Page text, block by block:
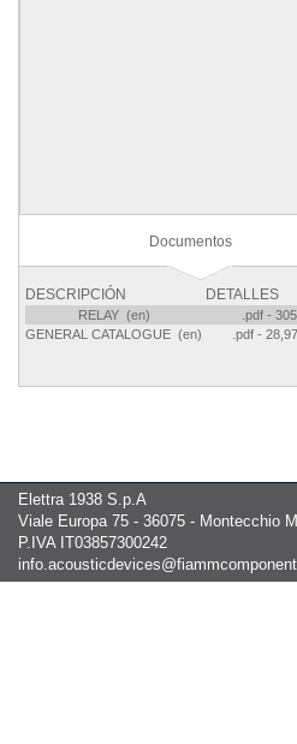
Documentos
DESCRIPCIÓN DETALLES
RELAY (en) .pdf -
GENERAL CATALOGUE (en)
.pdf -
Elettra 1938 S.p.A
Viale Europa 75 - 36075 - Montecchio
P.IVA IT03857300242